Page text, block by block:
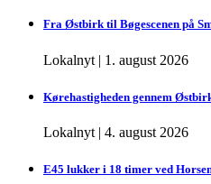
Fra Østbirk til Bøgescenen på
Lokalnyt | 1. august 2026
Kørehastigheden gennem
Lokalnyt | 4. august 2026
E45 lukker i 18 timer ved